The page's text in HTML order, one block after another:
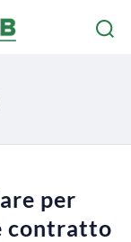
per
contratto